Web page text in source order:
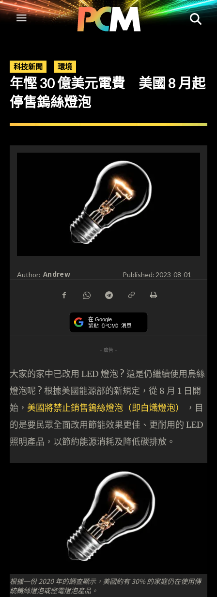
科技新聞 環境
年慳 30 億美元電費 美國 8 月起
停售鎢絲燈泡
Author: Andrew Published: 2023-08-01
在 Google
緊貼《PCM》消息
- 廣告 -
大家的家中已改用 LED 燈泡 ? 還是仍繼續使用烏絲
燈泡呢 ? 根據美國能源部的新規定，從 8 月 1 日開
始， 美國將禁止銷售鎢絲燈泡（即白熾燈泡）
，目
的是要民眾全面改用節能效果更佳、更耐用的 LED
照明產品，以節約能源消耗及降低碳排放。
根據一份 2020 年的調查顯示，美國約有 30% 的家庭仍在使用傳
統鎢絲燈泡或慳電燈泡產品。